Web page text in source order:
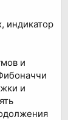
индикатор
и
и